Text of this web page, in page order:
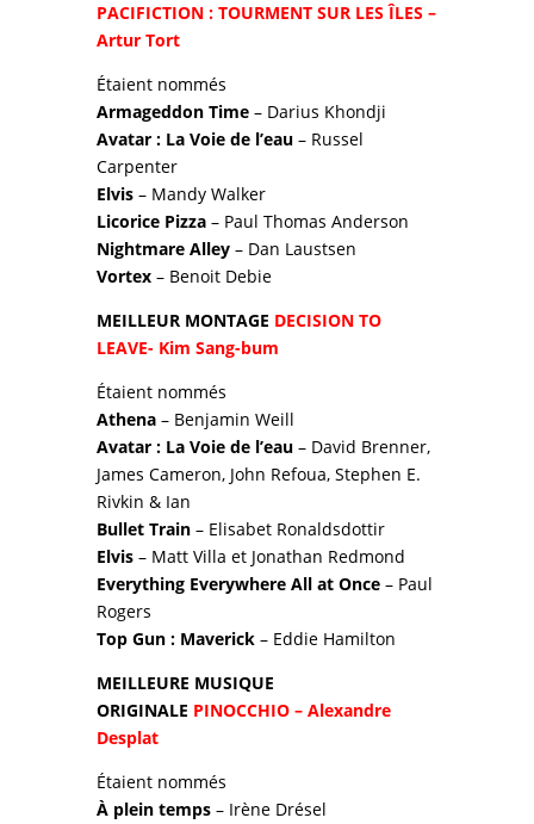
PACIFICTION : TOURMENT SUR LES ÎLES –
Artur Tort
Étaient nommés
Armageddon Time– Darius Khondji
Avatar : La Voie de l’eau– Russel
Carpenter
Elvis – Mandy Walker
Licorice Pizza– Paul Thomas Anderson
Nightmare Alley– Dan Laustsen
Vortex – Benoit Debie
MEILLEUR MONTAGE DECISION TO
LEAVE- Kim Sang-bum
Étaient nommés
Athena– Benjamin Weill
Avatar : La Voie de l’eau– David Brenner,
James Cameron, John Refoua, Stephen E.
Rivkin & Ian
Bullet Train– Elisabet Ronaldsdottir
Elvis – Matt Villa et Jonathan Redmond
Everything Everywhere All at Once– Paul
Rogers
Top Gun : Maverick– Eddie Hamilton
MEILLEURE MUSIQUE
ORIGINALE PINOCCHIO – Alexandre
Desplat
Étaient nommés
À plein temps– Irène Drésel